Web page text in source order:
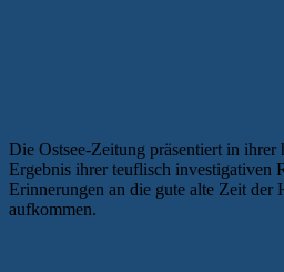
Die Ostsee-Zeitung präsentiert in ihrer
Ergebnis ihrer teuflisch investigativen
Erinnerungen an die gute alte Zeit der
aufkommen.